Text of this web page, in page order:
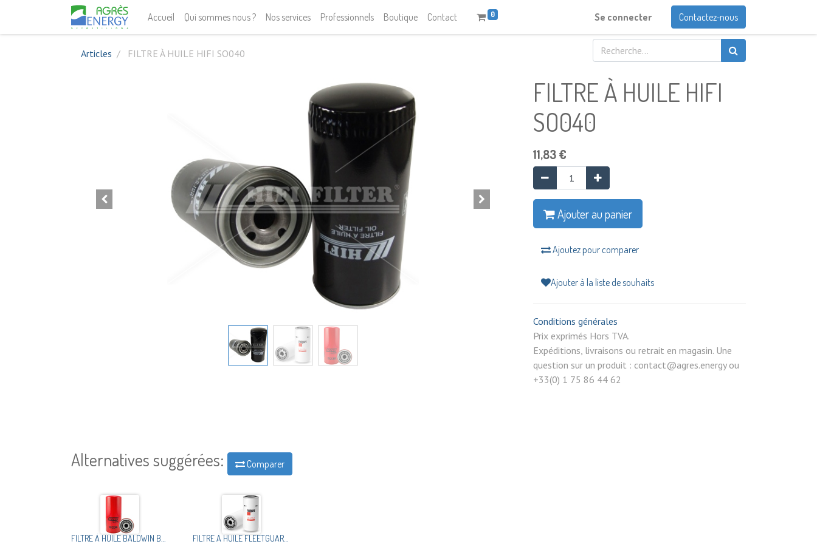
Accueil Qui sommes nous ? Nos services Professionnels Boutique Contact 0 Se connecter Contactez-nous
Articles FILTRE À HUILE HIFI SO040
FILTRE À HUILE HIFI
SO040
11,83€
Ajouter au panier
Ajoutez pour comparer
Ajouter à la liste de souhaits
Conditions générales
Prix exprimés Hors TVA.
Expéditions, livraisons ou retrait en magasin. Une
question sur un produit : contact@agres.energy ou
+33(0) 1 75 86 44 62
Alternatives suggérées: Comparer